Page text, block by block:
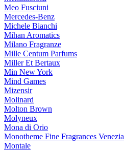
Meo Fusciuni
Mercedes-Benz
Michele Bianchi
Mihan Aromatics
Milano Fragranze
Mille Centum Parfums
Miller Et Bertaux
Min New York
Mind Games
Mizensir
Molinard
Molton Brown
Molyneux
Mona di Orio
Monotheme Fine Fragrances Venezia
Montale